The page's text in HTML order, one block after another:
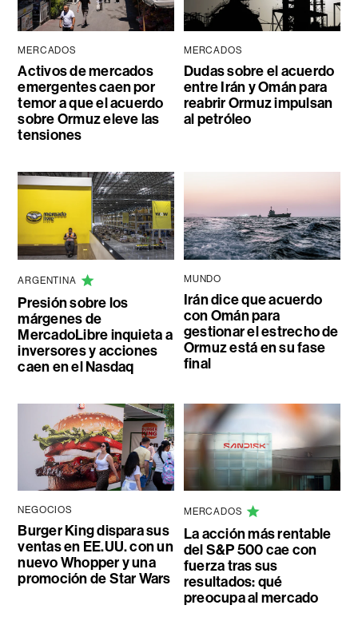
MERCADOS
Activos de mercados
emergentes caen por
temor a que el acuerdo
sobre Ormuz eleve las
tensiones
MERCADOS
Dudas sobre el acuerdo
entre Irán y Omán para
reabrir Ormuz impulsan
al petróleo
ARGENTINA
Presión sobre los
márgenes de
MercadoLibre inquieta a
inversores y acciones
caen en el Nasdaq
MUNDO
Irán dice que acuerdo
con Omán para
gestionar el estrecho de
Ormuz está en su fase
final
NEGOCIOS
Burger King dispara sus
ventas en EE.UU. con un
nuevo Whopper y una
promoción de Star Wars
MERCADOS
La acción más rentable
del S&P 500 cae con
fuerza tras sus
resultados: qué
preocupa al mercado